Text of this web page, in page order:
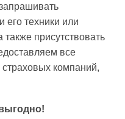
техники или
присутствовать
все
компаний,